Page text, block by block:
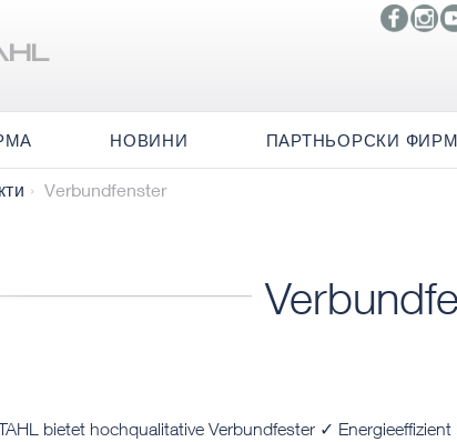
НОВИНИ ПАРТНЬОРСКИ
Verbundfenster
bietet hochqualitative Verbundfester ✓